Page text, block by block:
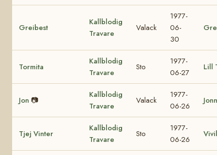
Greibest
Kallblodig
Travare
Valack
1977-
06-
30
Tormita
Kallblodig
Travare
Sto
1977-
06-27
Lill
Jon 📷
Kallblodig
Travare
Valack
1977-
06-26
Tjej Vinter
Kallblodig
Travare
Sto
1977-
06-26